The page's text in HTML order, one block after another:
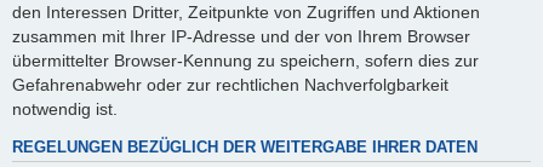
den Interessen Dritter, Zeitpunkte von Zugriffen und Aktionen
zusammen mit Ihrer IP-Adresse und der von Ihrem Browser
übermittelter Browser-Kennung zu speichern, sofern dies zur
Gefahrenabwehr oder zur rechtlichen Nachverfolgbarkeit
notwendig ist.
REGELUNGEN BEZÜGLICH DER WEITERGABE IHRER DATEN